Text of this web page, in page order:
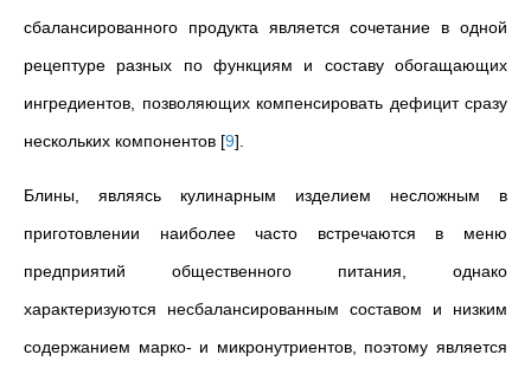
сбалансированного продукта является сочетание в одной
рецептуре разных по функциям и составу обогащающих
ингредиентов, позволяющих компенсировать дефицит сразу
нескольких компонентов [9]
Блины, являясь кулинарным изделием несложным в
приготовлении наиболее часто встречаются в меню
предприятий общественного питания, однако
характеризуются несбалансированным составом и низким
содержанием марко- и микронутриентов, поэтому является